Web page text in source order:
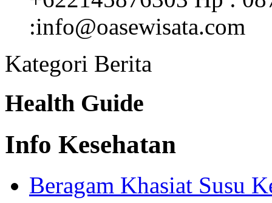
:info@oasewisata.com
Kategori Berita
Health Guide
Info Kesehatan
Beragam Khasiat Susu